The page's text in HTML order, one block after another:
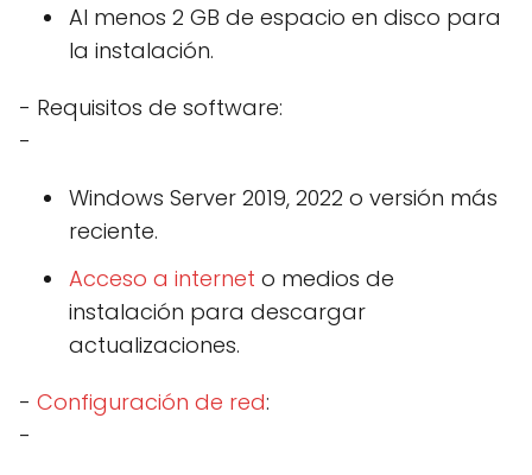
Al menos 2 GB de espacio en disco para
la instalación.
- Requisitos de software:
-
Windows Server 2019, 2022 o versión más
reciente.
Acceso a internet o medios de
instalación para descargar
actualizaciones.
- Configuración de red:
-